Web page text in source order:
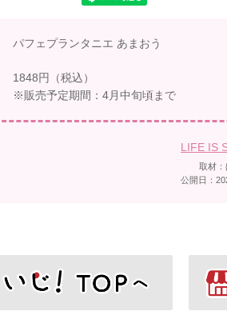
パフェプランタニエ あまおう
1848円（税込）
※販売予定期間：4月中旬頃まで
LIFE IS
取材
公開日：